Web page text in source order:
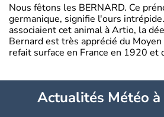
Nous fêtons les BERNARD. Ce
germanique, signifie l'ours
associaient cet animal à Artio, la
Bernard est très apprécié du
refait surface en France en 1920 et
Actualités Météo